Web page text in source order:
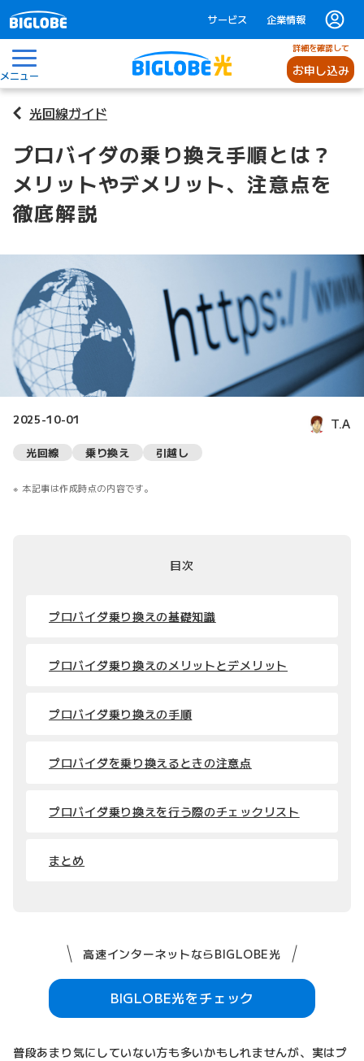
サービス 企業情報
メニュー
詳細を確認して
お申し込み
光回線ガイド
プロバイダの乗り換え手順とは？
メリットやデメリット、注意点を
徹底解説
2025-10-01 T.A
光回線 乗り換え 引越し
本記事は作成時点の内容です。
目次
プロバイダ乗り換えの基礎知識
プロバイダ乗り換えのメリットとデメリット
プロバイダ乗り換えの手順
プロバイダを乗り換えるときの注意点
プロバイダ乗り換えを行う際のチェックリスト
まとめ
高速インターネットならBIGLOBE光
BIGLOBE光をチェック
普段あまり気にしていない方も多いかもしれませんが、実はプ